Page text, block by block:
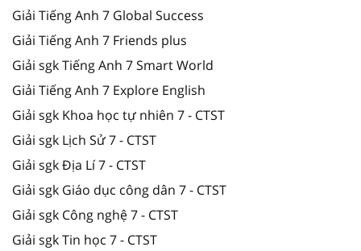
Giải Tiếng Anh 7 Global Success
Giải Tiếng Anh 7 Friends plus
Giải sgk Tiếng Anh 7 Smart World
Giải Tiếng Anh 7 Explore English
Giải sgk Khoa học tự nhiên 7 - CTST
Giải sgk Lịch Sử 7 - CTST
Giải sgk Địa Lí 7 - CTST
Giải sgk Giáo dục công dân 7 - CTST
Giải sgk Công nghệ 7 - CTST
Giải sgk Tin học 7 - CTST